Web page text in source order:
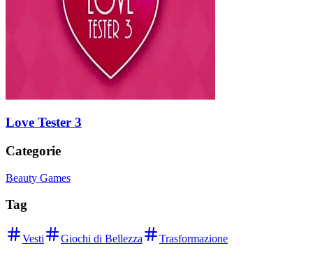
Love Tester 3
Categorie
Beauty Games
Tag
Vesti Giochi di Bellezza Trasformazione